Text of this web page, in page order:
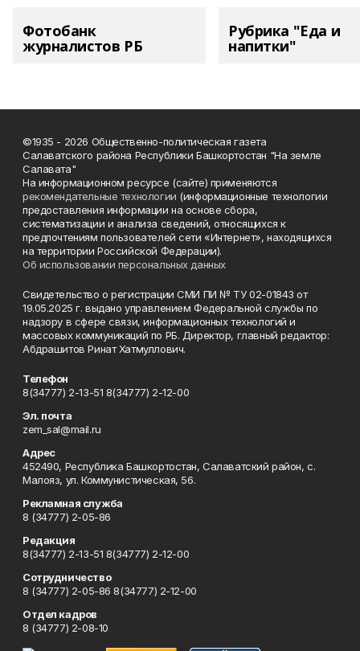
Фотобанк
журналистов РБ
Рубрика "Еда и
напитки"
©1935 - 2026 Общественно-политическая газета
Салаватского района Республики Башкортостан "На земле
Салавата"
На информационном ресурсе (сайте) применяются
рекомендательные технологии (информационные технологии
предоставления информации на основе сбора,
систематизации и анализа сведений, относящихся к
предпочтениям пользователей сети «Интернет», находящихся
на территории Российской Федерации).
Об использовании персональных данных
Свидетельство о регистрации СМИ ПИ № ТУ 02-01843 от
19.05.2025 г. выдано управлением Федеральной службы по
надзору в сфере связи, информационных технологий и
массовых коммуникаций по РБ. Директор, главный редактор:
Абдрашитов Ринат Хатмуллович.
Телефон
8(34777) 2-13-51 8(34777) 2-12-00
Эл. почта
zem_sal@mail.ru
Адрес
452490, Республика Башкортостан, Салаватский район, с.
Малояз, ул. Коммунистическая, 56.
Рекламная служба
8 (34777) 2-05-86
Редакция
8(34777) 2-13-51 8(34777) 2-12-00
Сотрудничество
8 (34777) 2-05-86 8(34777) 2-12-00
Отдел кадров
8 (34777) 2-08-10